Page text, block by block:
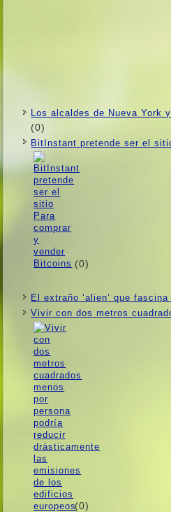
Los alcaldes de Nueva York
(0)
BitInstant pretende ser el
(0)
El extraño ‘alien’ que
Vivir con dos metros
(0)